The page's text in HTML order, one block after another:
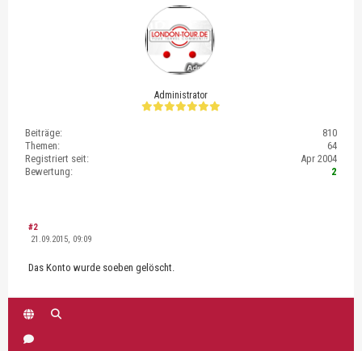
Administrator
Beiträge:
810
Themen:
64
Registriert seit:
Apr 2004
Bewertung:
2
#2
21.09.2015, 09:09
Das Konto wurde soeben gelöscht.